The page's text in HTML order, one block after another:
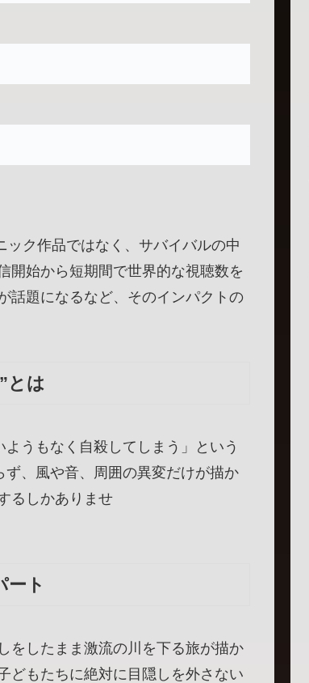
ク作品ではなく、サバイバルの中
開始から短期間で世界的な視聴数を
話題になるなど、そのインパクトの
とは
うもなく自殺してしまう」という
ず、風や音、周囲の異変だけが描か
るしかありませ
ート
をしたまま激流の川を下る旅が描か
どもたちに絶対に目隠しを外さない